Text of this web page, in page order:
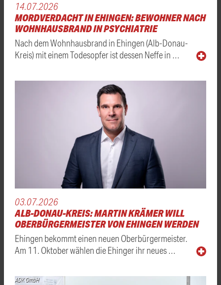
14.07.2026
MORDVERDACHT IN EHINGEN: BEWOHNER NACH
WOHNHAUSBRAND IN PSYCHIATRIE
Nach dem Wohnhausbrand in Ehingen (Alb-Donau-
Kreis) mit einem Todesopfer ist dessen Neffe in …
03.07.2026
ALB-DONAU-KREIS: MARTIN KRÄMER WILL
OBERBÜRGERMEISTER VON EHINGEN WERDEN
Ehingen bekommt einen neuen Oberbürgermeister.
Am 11. Oktober wählen die Ehinger ihr neues …
ADK GmbH